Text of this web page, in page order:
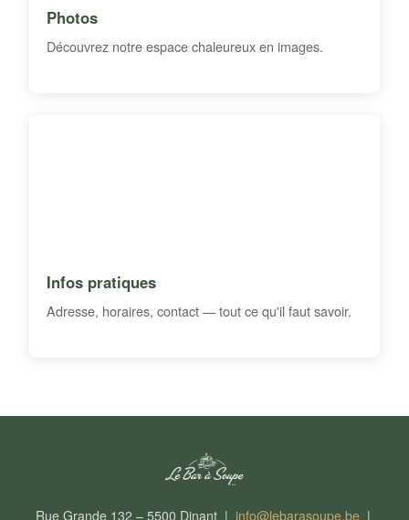
Photos
Découvrez notre espace chaleureux en images.
Infos pratiques
Adresse, horaires, contact — tout ce qu'il faut savoir.
Rue Grande 132 – 5500 Dinant | info@lebarasoupe.be|